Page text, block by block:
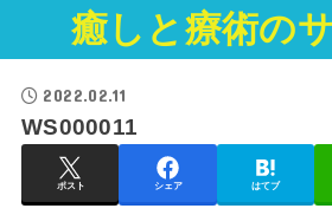
癒しと療術の
2022.02.11
WS000011
ポスト シェア はてブ